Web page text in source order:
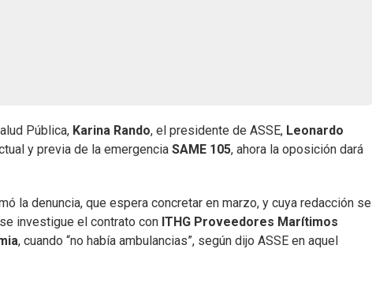
Pública, Karina Rando, el presidente de ASSE, Leonardo
y previa de la emergencia SAME 105, ahora la oposición dará
la denuncia, que espera concretar en marzo, y cuya redacción se
investigue el contrato con ITHG Proveedores Marítimos
, cuando “no había ambulancias”, según dijo ASSE en aquel